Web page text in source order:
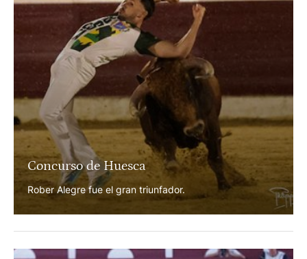
Concurso de Huesca
Rober Alegre fue el gran triunfador.